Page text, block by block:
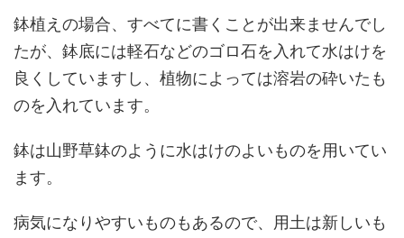
鉢植えの場合、すべてに書くことが出来ませんでし
たが、鉢底には軽石などのゴロ石を入れて水はけを
良くしていますし、植物によっては溶岩の砕いたも
のを入れています。
鉢は山野草鉢のように水はけのよいものを用いてい
ます。
病気になりやすいものもあるので、用土は新しいも